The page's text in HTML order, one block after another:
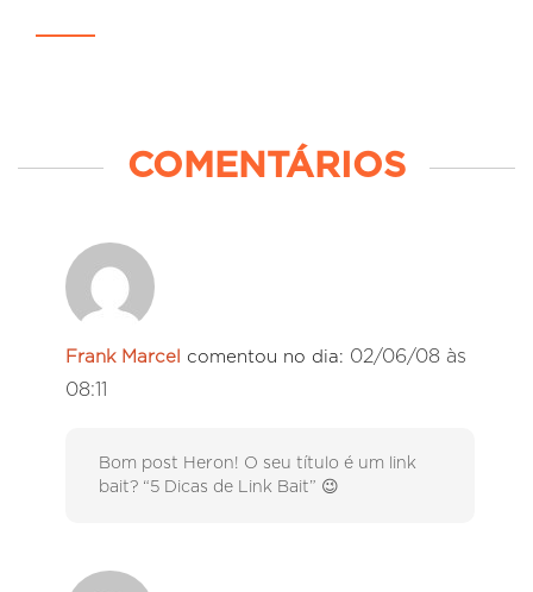
COMENTÁRIOS
Frank Marcel comentou no dia: 02/06/08 às
08:11
Bom post Heron! O seu título é um link
bait? “5 Dicas de Link Bait” 😉